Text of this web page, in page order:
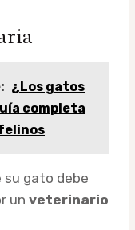
¿Los gatos
completa
su gato debe
un veterinario